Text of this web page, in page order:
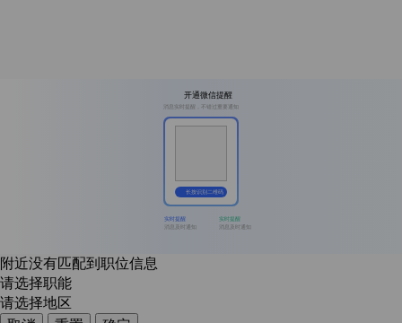
开通微信提醒
消息实时提醒，不错过重要通知
长按识别二维码
实时提醒
消息及时通知
实时提醒
消息及时通知
附近没有匹配到职位信息
请选择职能
请选择地区